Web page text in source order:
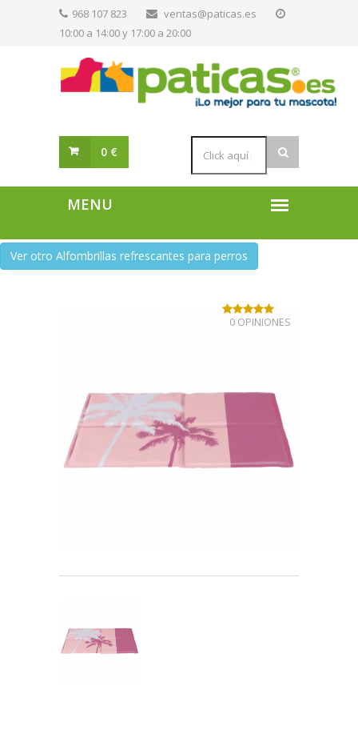
968 107 823
ventas@paticas.es
10:00 a 14:00 y 17:00 a 20:00
0 €
Ver otro Alfombrillas refrescantes para perros
0 OPINIONES